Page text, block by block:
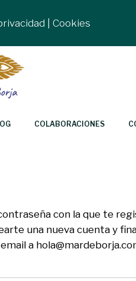
|Cookies
COLABORACIONES
con la que te
una nueva cuenta y
a